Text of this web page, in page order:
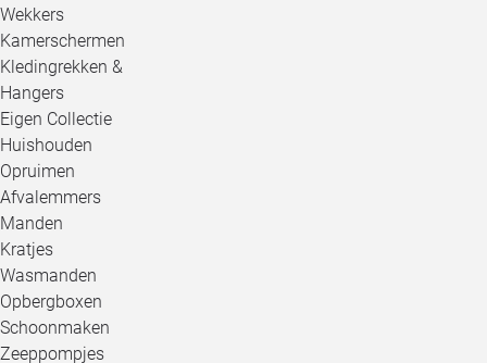
Wekkers
Kamerschermen
Kledingrekken &
Hangers
Eigen Collectie
Huishouden
Opruimen
Afvalemmers
Manden
Kratjes
Wasmanden
Opbergboxen
Schoonmaken
Zeeppompjes